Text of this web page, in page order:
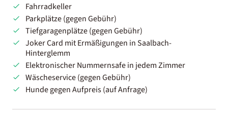
Fahrradkeller
Parkplätze (gegen Gebühr)
Tiefgaragenplätze (gegen Gebühr)
Joker Card mit Ermäßigungen in Saalbach-
Hinterglemm
Elektronischer Nummernsafe in jedem Zimmer
Wäscheservice (gegen Gebühr)
Hunde gegen Aufpreis (auf Anfrage)